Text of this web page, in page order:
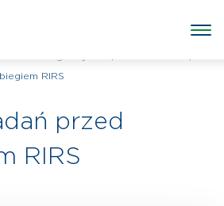
RIRS
przed
RIRS